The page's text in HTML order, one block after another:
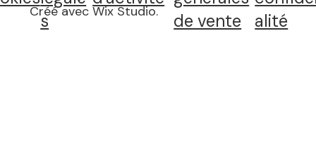
s
alité
de vente
Créé avec Wix Studio.